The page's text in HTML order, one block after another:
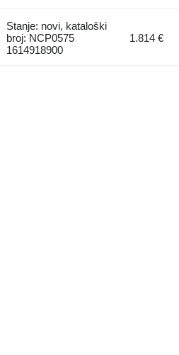
Stanje: novi, kataloški
broj: NCP0575
1614918900
1.814 €